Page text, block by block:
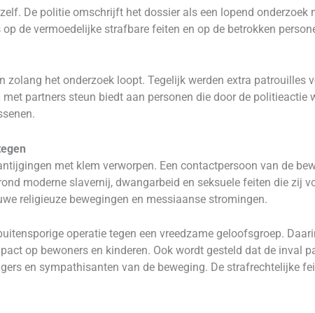
De politie omschrijft het dossier als een lopend onderzoek
de vermoedelijke strafbare feiten en op de betrokken
het onderzoek loopt. Tegelijk werden extra patrouilles
partners steun biedt aan personen die door de politieactie
met klem verworpen. Een contactpersoon van de
moderne slavernij, dwangarbeid en seksuele feiten die zij
religieuze bewegingen en messiaanse stromingen.
operatie tegen een vreedzame geloofsgroep.
op bewoners en kinderen. Ook wordt gesteld dat de inval
en sympathisanten van de beweging. De strafrechtelijke